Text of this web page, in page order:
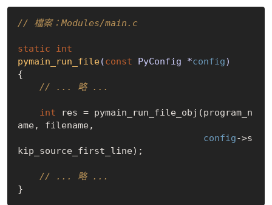
// 檔案：Modules/main.c
static
int
pymain_run_file(const PyConfig *config)
{
// ... 略 ...
int res = pymain_run_file_obj(program_n
ame, filename,
config->s
kip_source_first_line);
// ... 略 ...